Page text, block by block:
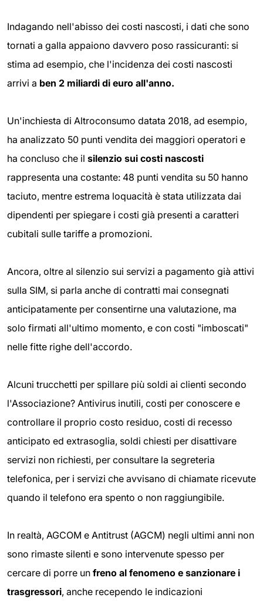
Indagando nell'abisso dei costi nascosti, i dati che sono
tornati a galla appaiono davvero poso rassicuranti: si
stima ad esempio, che l'incidenza dei costi nascosti
arrivi a ben 2 miliardi di euro all'anno.
Un'inchiesta di Altroconsumo datata 2018, ad esempio,
ha analizzato 50 punti vendita dei maggiori operatori e
ha concluso che il silenzio sui costi nascosti
rappresenta una costante: 48 punti vendita su 50 hanno
taciuto, mentre estrema loquacità è stata utilizzata dai
dipendenti per spiegare i costi già presenti a caratteri
cubitali sulle tariffe a promozioni.
Ancora, oltre al silenzio sui servizi a pagamento già attivi
sulla SIM, si parla anche di contratti mai consegnati
anticipatamente per consentirne una valutazione, ma
solo firmati all'ultimo momento, e con costi "imboscati"
nelle fitte righe dell'accordo.
Alcuni trucchetti per spillare più soldi ai clienti secondo
l'Associazione? Antivirus inutili, costi per conoscere e
controllare il proprio costo residuo, costi di recesso
anticipato ed extrasoglia, soldi chiesti per disattivare
servizi non richiesti, per consultare la segreteria
telefonica, per i servizi che avvisano di chiamate ricevute
quando il telefono era spento o non raggiungibile.
In realtà, AGCOM e Antitrust (AGCM) negli ultimi anni non
sono rimaste silenti e sono intervenute spesso per
cercare di porre un freno al fenomeno e sanzionare i
trasgressori, anche recependo le indicazioni